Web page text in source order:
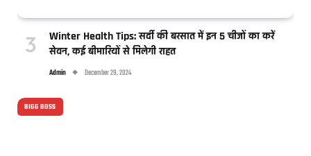
Winter Health Tips: सर्दी की बरसात में इन 5 चीजों का करें
सेवन, कई बीमारियों से मिलेगी राहत
Admin December 29, 2024
BIGG BOSS